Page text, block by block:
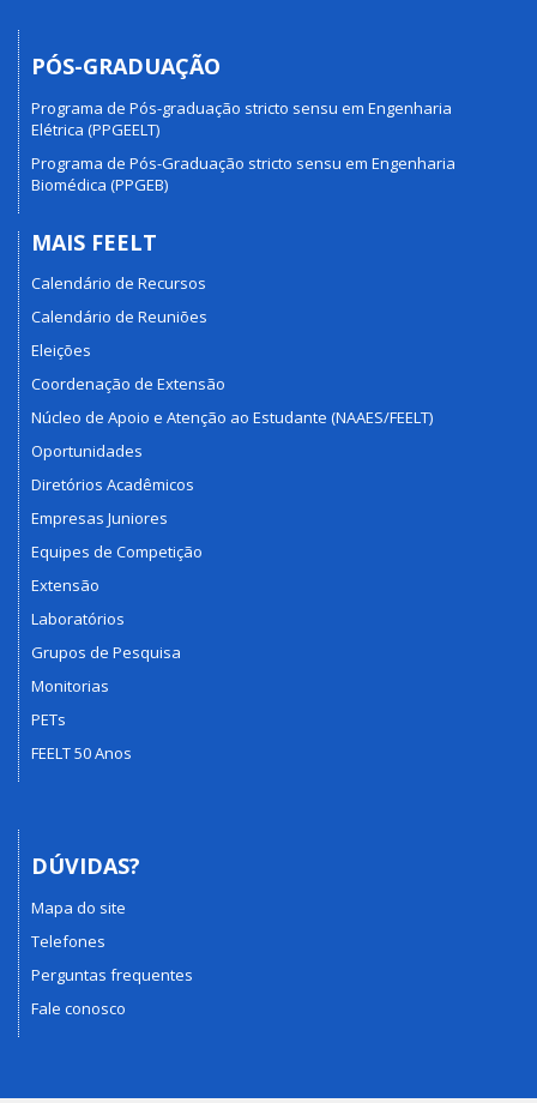
PÓS-GRADUAÇÃO
Programa de Pós-graduação stricto sensu em Engenharia
Elétrica (PPGEELT)
Programa de Pós-Graduação stricto sensu em Engenharia
Biomédica (PPGEB)
MAIS FEELT
Calendário de Recursos
Calendário de Reuniões
Eleições
Coordenação de Extensão
Núcleo de Apoio e Atenção ao Estudante (NAAES/FEELT)
Oportunidades
Diretórios Acadêmicos
Empresas Juniores
Equipes de Competição
Extensão
Laboratórios
Grupos de Pesquisa
Monitorias
PETs
FEELT 50 Anos
DÚVIDAS?
Mapa do site
Telefones
Perguntas frequentes
Fale conosco